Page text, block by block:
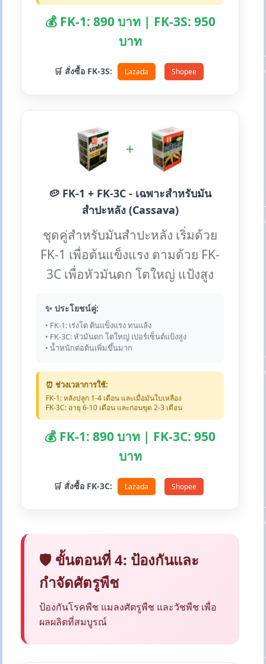
💰 FK-1: 890 บาท | FK-3S: 950
บาท
🛒 สั่งซื้อ FK-3S: Lazada Shopee
+
🥔 FK-1 + FK-3C - เฉพาะสำหรับมัน
สำปะหลัง (Cassava)
ชุดคู่สำหรับมันสำปะหลัง เริ่มด้วย
FK-1 เพื่อต้นแข็งแรง ตามด้วย FK-
3C เพื่อหัวมันดก โตใหญ่ แป้งสูง
✨ ประโยชน์คู่:
• FK-1: เร่งโต ต้นแข็งแรง ทนแล้ง
• FK-3C: หัวมันดก โตใหญ่ เปอร์เซ็นต์แป้งสูง
• น้ำหนักต่อต้นเพิ่มขึ้นมาก
⏰ ช่วงเวลาการใช้:
FK-1: หลังปลูก 1-4 เดือน และเมื่อมันใบเหลือง
FK-3C: อายุ 6-10 เดือน และก่อนขุด 2-3 เดือน
💰 FK-1: 890 บาท | FK-3C: 950
บาท
🛒 สั่งซื้อ FK-3C: Lazada Shopee
🛡️ ขั้นตอนที่ 4: ป้องกันและ
กำจัดศัตรูพืช
ป้องกันโรคพืช แมลงศัตรูพืช และวัชพืช เพื่อ
ผลผลิตที่สมบูรณ์